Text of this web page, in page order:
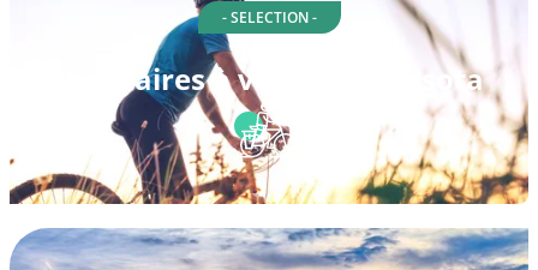
- SELECTION -
Itinéraires à vélo à Minnesota